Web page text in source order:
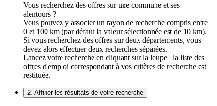
Vous recherchez des offres sur une commune et ses
alentours ?
Vous pouvez y associer un rayon de recherche compris entre
0 et 100 km (par défaut la valeur sélectionnée est de 10 km).
Si vous recherchez des offres sur deux départements, vous
devez alors effectuer deux recherches séparées.
Lancez votre recherche en cliquant sur la loupe ; la liste des
offres d'emploi correspondant à vos critères de recherche est
restituée.
2. Affiner les résultats de votre recherche